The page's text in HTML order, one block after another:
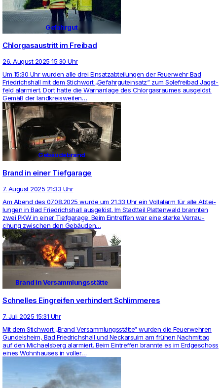
Gefahrgut
Chlorgasaustritt im Freibad
26. August 2025 15:30 Uhr
Um 15:30 Uhr wurden alle drei Ein­satz­ab­tei­lungen der Feu­er­wehr Bad
Fried­richs­hall mit dem Stich­wort „Gefahr­gut­ein­satz“ zum Sole­freibad Jagst­
feld alar­miert. Dort hatte die Warn­an­lage des Chlor­gas­raumes ausgelöst.
Gemäß der land­kreis­weiten…
Gebäudebrand
Brand in einer Tiefgarage
7. August 2025 21:33 Uhr
Am Abend des 07.08.2025 wurde um 21.33 Uhr ein Voll­alarm für alle Abtei­
lungen in Bad Fried­richs­hall ausgelöst. Im Stadt­teil Plat­ten­wald brannten
zwei PKW in einer Tief­ga­rage. Beim Ein­treffen war eine starke Ver­rau­
chung zwi­schen den Gebäuden…
Brand in Versammlungsstätte
Schnelles Eingreifen verhindert Schlimmeres
7. Juli 2025 15:31 Uhr
Mit dem Stich­wort „Brand Ver­samm­lungsstätte“ wurden die Feu­er­wehren
Gun­dels­heim, Bad Fried­richs­hall und Neckar­sulm am frühen Nach­mittag
auf den Micha­els­berg alar­miert. Beim Ein­treffen brannte es im Erd­ge­schoss
eines Wohn­hauses in voller…